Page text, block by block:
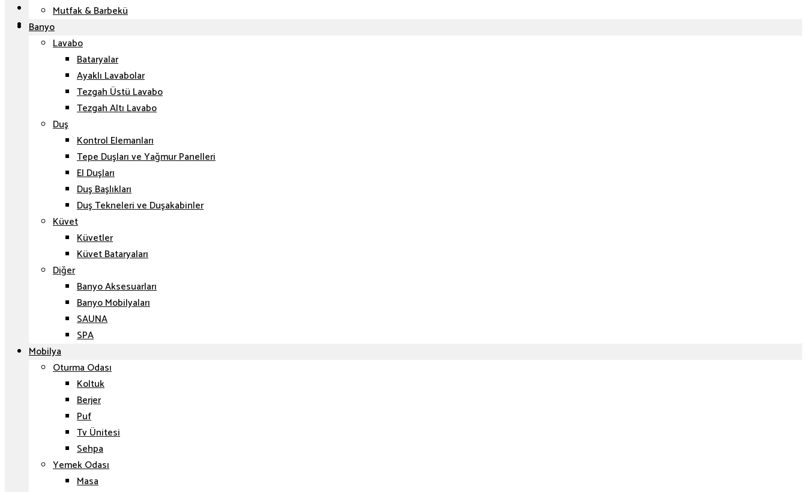
Mutfak & Barbekü
Banyo
Lavabo
Bataryalar
Ayaklı Lavabolar
Tezgah Üstü Lavabo
Tezgah Altı Lavabo
Duş
Kontrol Elemanları
Tepe Duşları ve Yağmur Panelleri
El Duşları
Duş Başlıkları
Duş Tekneleri ve Duşakabinler
Küvet
Küvetler
Küvet Bataryaları
Diğer
Banyo Aksesuarları
Banyo Mobilyaları
SAUNA
SPA
Mobilya
Oturma Odası
Koltuk
Berjer
Puf
Tv Ünitesi
Sehpa
Yemek Odası
Masa